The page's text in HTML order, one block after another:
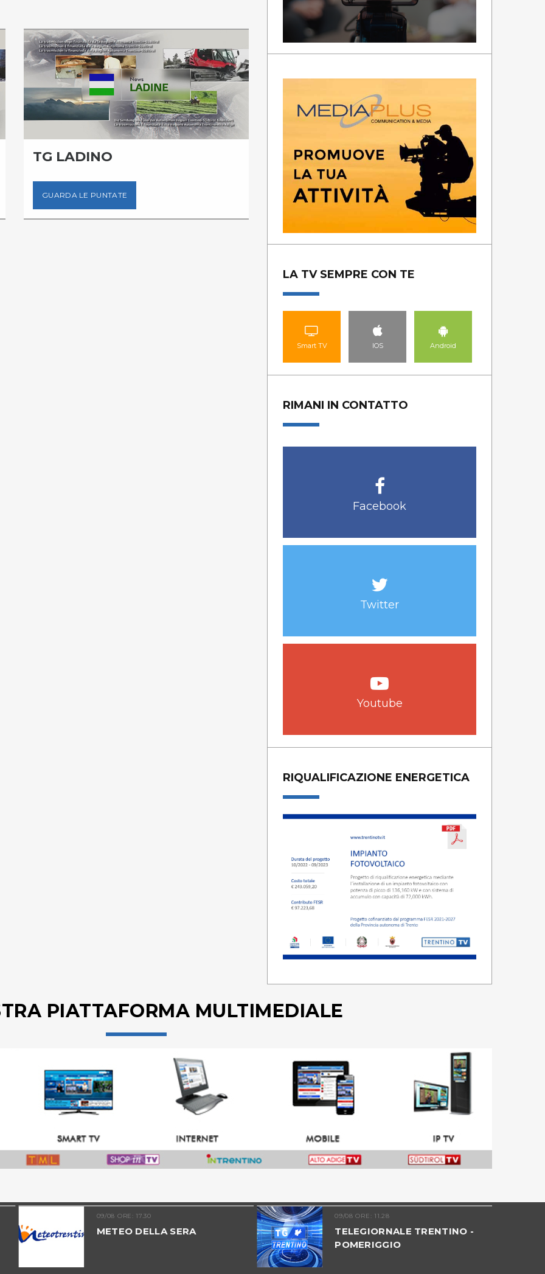
TG LADINO
GUARDA LE PUNTATE
PEDIES
GUARDA LE PUNTATE
LA TV SEMPRE CON TE
Smart TV IOS Android
RIMANI IN CONTATTO
Facebook
Twitter
Youtube
RIQUALIFICAZIONE ENERGETICA
PIATTAFORMA MULTIMEDIALE
09/08 ORE: 17.30
METEO DELLA SERA
09/08 ORE: 11.28
TELEGIORNALE TRENTINO -
POMERIGGIO